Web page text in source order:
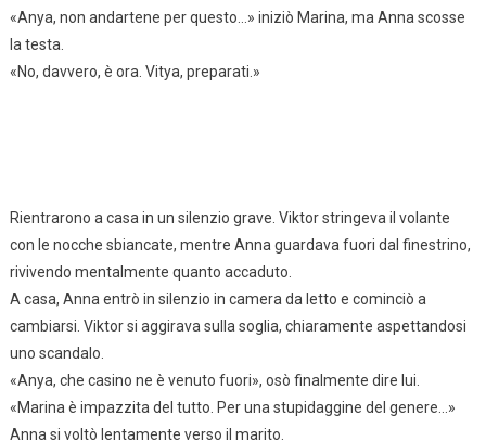
«Anya, non andartene per questo…» iniziò Marina, ma Anna scosse
la testa.
«No, davvero, è ora. Vitya, preparati.»
Rientrarono a casa in un silenzio grave. Viktor stringeva il volante
con le nocche sbiancate, mentre Anna guardava fuori dal finestrino,
rivivendo mentalmente quanto accaduto.
A casa, Anna entrò in silenzio in camera da letto e cominciò a
cambiarsi. Viktor si aggirava sulla soglia, chiaramente aspettandosi
uno scandalo.
«Anya, che casino ne è venuto fuori», osò finalmente dire lui.
«Marina è impazzita del tutto. Per una stupidaggine del genere…»
Anna si voltò lentamente verso il marito.